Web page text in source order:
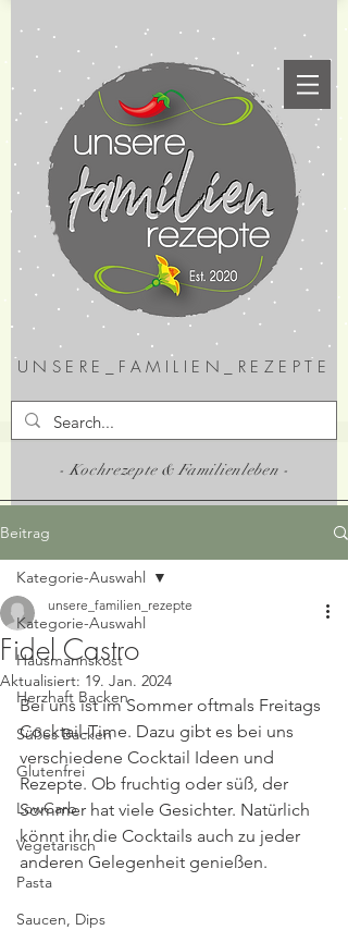
UNSERE_FAMILIEN_REZEPTE
- Kochrezepte & Familienleben -
Beitrag
Kategorie-Auswahl
Hausmannskost
Herzhaft Backen
Süßes Backen
Glutenfrei
LowCarb
Vegetarisch
Pasta
Saucen, Dips
Kategorie-Auswahl
Fidel Castro
unsere_familien_rezepte
Aktualisiert: 19. Jan. 2024
Bei uns ist im Sommer oftmals Freitags
Cocktail-Time. Dazu gibt es bei uns
verschiedene Cocktail Ideen und
Rezepte. Ob fruchtig oder süß, der
Sommer hat viele Gesichter. Natürlich
könnt ihr die Cocktails auch zu jeder
anderen Gelegenheit genießen.